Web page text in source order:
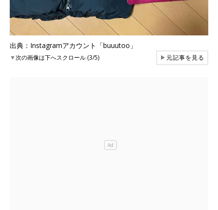
出典：Instagramアカウント「buuutoo」
▼次の画像は下へスクロール (3/5) ▶元記事を見る